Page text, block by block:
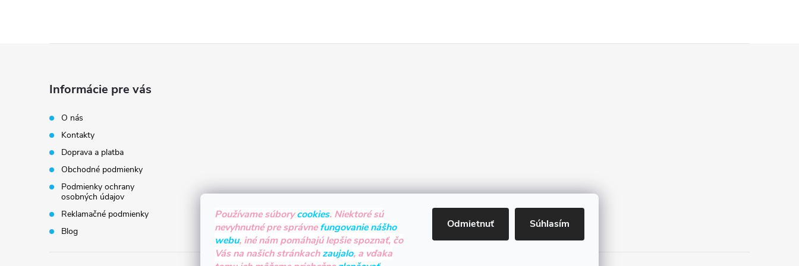
Používame súborycookies. Niektoré sú
nevyhnutné pre správnefungovanie nášho
webu, iné nám pomáhajú lepšie spoznať, čo
Vás na našich stránkachzaujalo, a vďaka
Odmietnuť Súhlasím
Informácie pre vás
O nás
Kontakty
Doprava a platba
Obchodné podmienky
Podmienky ochrany
osobných údajov
Reklamačné podmienky
Blog